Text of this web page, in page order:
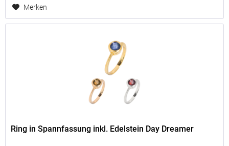
Merken
Ring in Spannfassung inkl. Edelstein Day Dreamer